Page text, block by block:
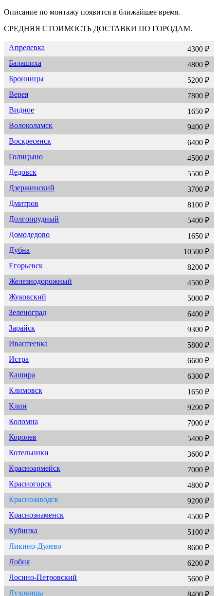
Описание по монтажу появится в ближайшее время.
СРЕДНЯЯ СТОИМОСТЬ ДОСТАВКИ ПО ГОРОДАМ.
Апрелевка
4300 ₽
Балашиха
4800 ₽
Бронницы
5200 ₽
Верея
7800 ₽
Видное
1650 ₽
Волоколамск
9400 ₽
Воскресенск
6400 ₽
Голицыно
4500 ₽
Дедовск
5500 ₽
Дзержинский
3700 ₽
Дмитров
8100 ₽
Долгопрудный
5400 ₽
Домодедово
1650 ₽
Дубна
10500 ₽
Егорьевск
8200 ₽
Железнодорожный
4500 ₽
Жуковский
5000 ₽
Зеленоград
6400 ₽
Зарайск
9300 ₽
Ивантеевка
5800 ₽
Истра
6600 ₽
Кашира
6300 ₽
Климовск
1650 ₽
Клин
9200 ₽
Коломна
7000 ₽
Королев
5400 ₽
Котельники
3600 ₽
Красноармейск
7000 ₽
Красногорск
4800 ₽
Краснозаводск
9200 ₽
Краснознаменск
4500 ₽
Кубинка
5100 ₽
Ликино-Дулево
8600 ₽
Лобня
6200 ₽
Лосино-Петровский
5600 ₽
Луховицы
8400 ₽